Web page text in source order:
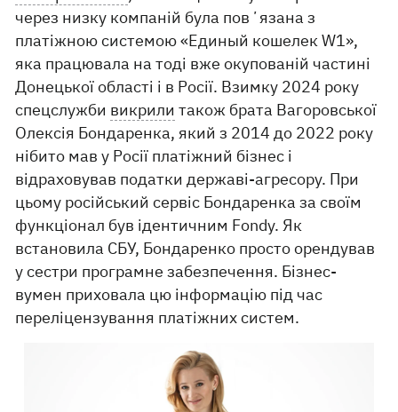
через низку компаній була повʼязана з
платіжною системою «Единый кошелек W1»,
яка працювала на тоді вже окупованій частині
Донецької області і в Росії. Взимку 2024 року
спецслужби викрили також брата Вагоровської
Олексія Бондаренка, який з 2014 до 2022 року
нібито мав у Росії платіжний бізнес і
відраховував податки державі-агресору. При
цьому російський сервіс Бондаренка за своїм
функціонал був ідентичним Fondy. Як
встановила СБУ, Бондаренко просто орендував
у сестри програмне забезпечення. Бізнес-
вумен приховала цю інформацію під час
переліцензування платіжних систем.